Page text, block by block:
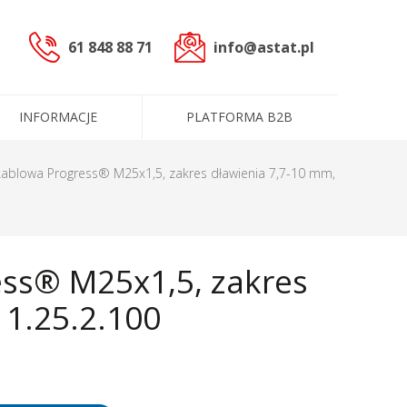
61 848 88 71 info@astat.pl
Dane administracyjne
INFORMACJE
Certyfikaty i polityki
PLATFORMA B2B
Progress® M25x1,5, zakres dławienia 7,7-10 mm,
M25x1,5, zakres